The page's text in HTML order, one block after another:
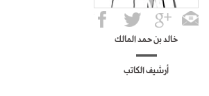
خالد بن حمد المالك
أرشيف الكاتب